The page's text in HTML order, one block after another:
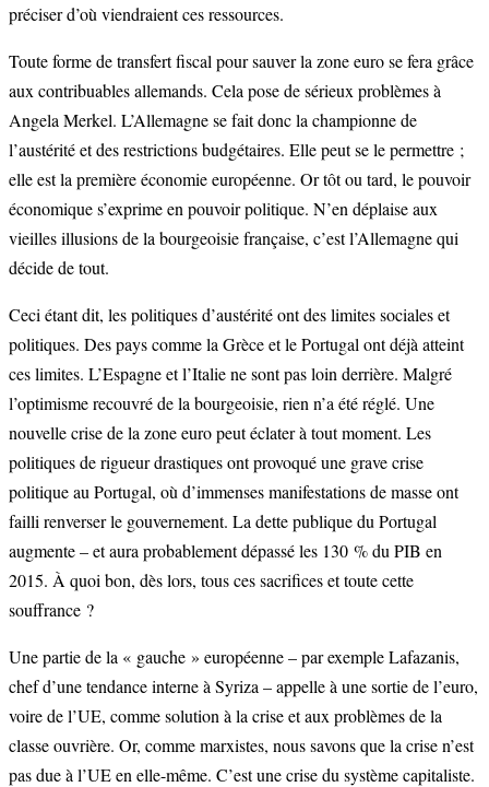
préciser d’où viendraient ces ressources.
Toute forme de transfert fiscal pour sauver la zone euro se fera grâce
aux contribuables allemands. Cela pose de sérieux problèmes à
Angela Merkel. L’Allemagne se fait donc la championne de
l’austérité et des restrictions budgétaires. Elle peut se le permettre ;
elle est la première économie européenne. Or tôt ou tard, le pouvoir
économique s’exprime en pouvoir politique. N’en déplaise aux
vieilles illusions de la bourgeoisie française, c’est l’Allemagne qui
décide de tout.
Ceci étant dit, les politiques d’austérité ont des limites sociales et
politiques. Des pays comme la Grèce et le Portugal ont déjà atteint
ces limites. L’Espagne et l’Italie ne sont pas loin derrière. Malgré
l’optimisme recouvré de la bourgeoisie, rien n’a été réglé. Une
nouvelle crise de la zone euro peut éclater à tout moment. Les
politiques de rigueur drastiques ont provoqué une grave crise
politique au Portugal, où d’immenses manifestations de masse ont
failli renverser le gouvernement. La dette publique du Portugal
augmente – et aura probablement dépassé les 130 % du PIB en
2015. À quoi bon, dès lors, tous ces sacrifices et toute cette
souffrance ?
Une partie de la « gauche » européenne – par exemple Lafazanis,
chef d’une tendance interne à Syriza – appelle à une sortie de l’euro,
voire de l’UE, comme solution à la crise et aux problèmes de la
classe ouvrière. Or, comme marxistes, nous savons que la crise n’est
pas due à l’UE en elle-même. C’est une crise du système capitaliste.